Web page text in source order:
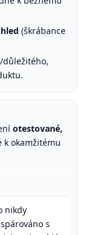
(škrábance
důležitého,
otestované,
k okamžitému
nikdy
s